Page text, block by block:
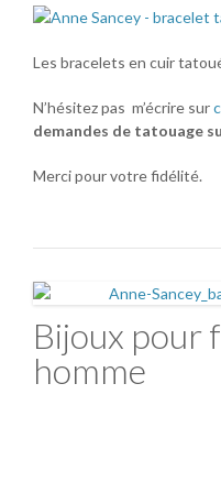
Les bracelets en cuir
N’hésitez pas m’écrire sur
demandes de tatouage
Merci pour votre fidélité.
Bijoux pour
homme